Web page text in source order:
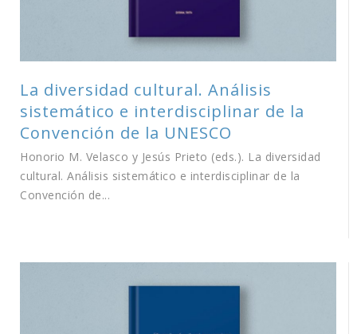
La diversidad cultural. Análisis
sistemático e interdisciplinar de la
Convención de la UNESCO
Honorio M. Velasco y Jesús Prieto (eds.). La diversidad
cultural. Análisis sistemático e interdisciplinar de la
Convención de...